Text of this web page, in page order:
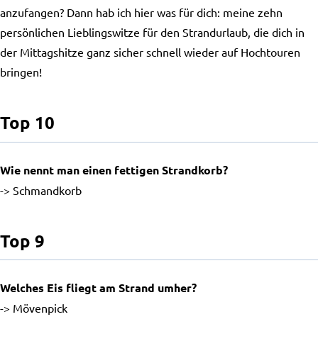
anzufangen? Dann hab ich hier was für dich: meine zehn
persönlichen Lieblingswitze für den Strandurlaub, die dich in
der Mittagshitze ganz sicher schnell wieder auf Hochtouren
bringen!
Top 10
Wie nennt man einen fettigen Strandkorb?
-> Schmandkorb
Top 9
Welches Eis fliegt am Strand umher?
-> Mövenpick